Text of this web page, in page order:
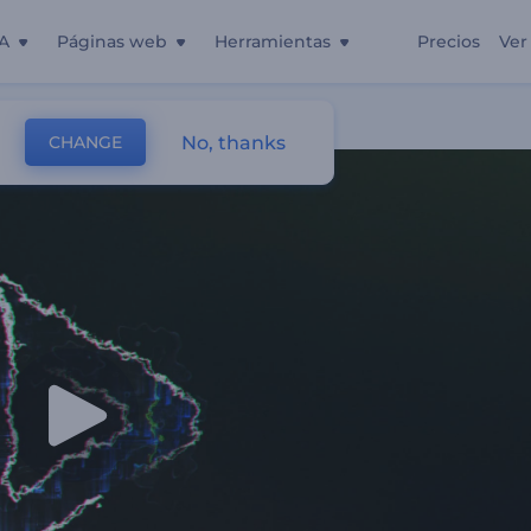
Páginas web Herramientas Precios Ver
CHANGE No, thanks